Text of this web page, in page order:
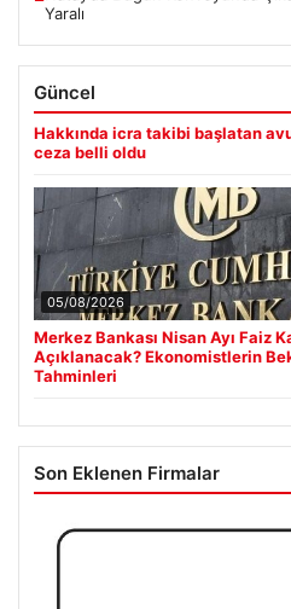
Yaralı
Güncel
Hakkında icra takibi başlatan
ceza belli oldu
05/08/2026
Merkez Bankası Nisan Ayı Faiz
Açıklanacak? Ekonomistlerin
Tahminleri
Son Eklenen Firmalar